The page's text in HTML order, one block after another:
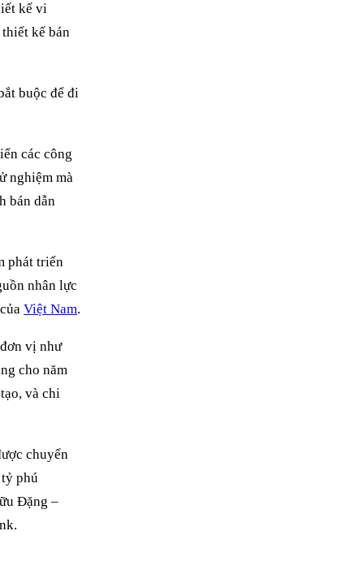
kế vi
kế bán
buộc để đi
các công
nghiệm mà
bán dẫn
phát triển
nhân lực
củaViệt Nam.
vị như
cho năm
và chi
chuyển
phú
Đặng –